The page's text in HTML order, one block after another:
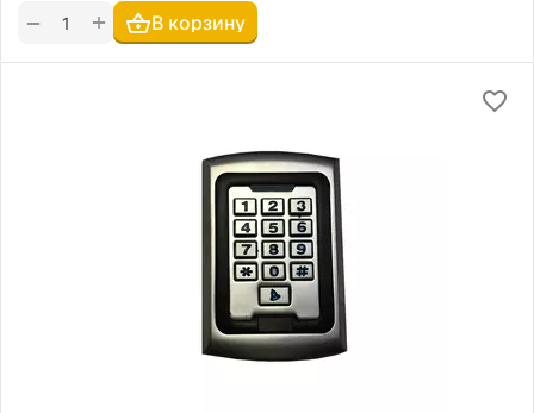
+
− В корзину